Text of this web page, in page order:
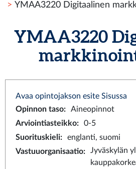
YMAA3220 Digitaalinen
YMAA3220
Avaa opintojakson esite Sisussa
Opinnon taso:
Aineopinnot
Arviointiasteikko:
0-5
Suorituskieli:
englanti, suomi
Vastuuorganisaatio:
Jyväskylän